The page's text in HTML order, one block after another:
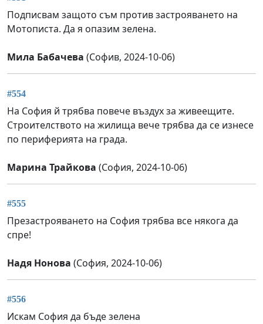
Подписвам защото съм против застрояването на
Мотописта. Да я опазим зелена.
Мила Бабачева (Софив, 2024-10-06)
#554
На София й трябва повече въздух за живеещите.
Строителството на жилища вече трябва да се изнесе
по периферията на града.
Марина Трайкова (София, 2024-10-06)
#555
Презастрояването на София трябва все някога да
спре!
Надя Нонова (София, 2024-10-06)
#556
Искам София да бъде зелена